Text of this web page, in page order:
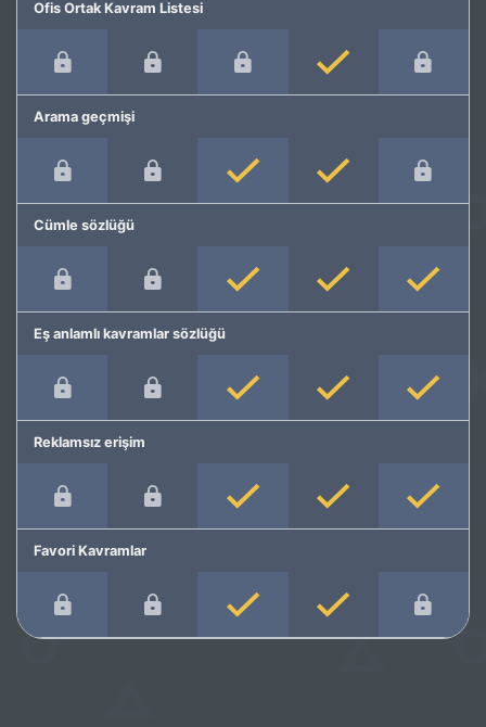
Ofis Ortak Kavram Listesi
Arama geçmişi
Cümle sözlüğü
Eş anlamlı kavramlar sözlüğü
Reklamsız erişim
Favori Kavramlar